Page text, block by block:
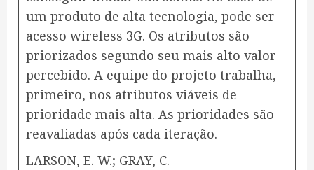
um produto de alta tecnologia, pode ser
acesso wireless 3G. Os atributos são
priorizados segundo seu mais alto valor
percebido. A equipe do projeto trabalha,
primeiro, nos atributos viáveis de
prioridade mais alta. As prioridades são
reavaliadas após cada iteração.
LARSON, E. W.; GRAY, C.